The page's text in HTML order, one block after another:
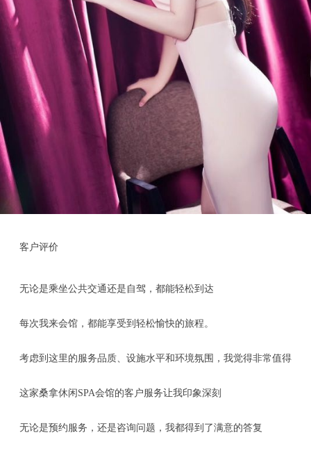
客户评价
无论是乘坐公共交通还是自驾，都能轻松到达
每次我来会馆，都能享受到轻松愉快的旅程。
考虑到这里的服务品质、设施水平和环境氛围，我觉得非常值得
这家桑拿休闲SPA会馆的客户服务让我印象深刻
无论是预约服务，还是咨询问题，我都得到了满意的答复